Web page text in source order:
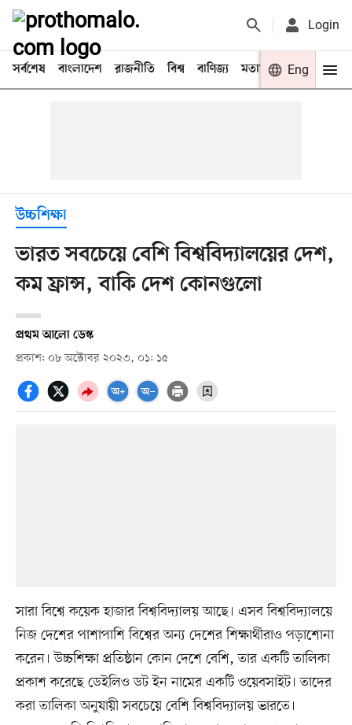
Login
সর্বশেষ বাংলাদেশ রাজনীতি বিশ্ব বাণিজ্য মতামত খেলা
Eng
উচ্চশিক্ষা
ভারত সবচেয়ে বেশি বিশ্ববিদ্যালয়ের দেশ,
কম ফ্রান্স, বাকি দেশ কোনগুলো
প্রথম আলো ডেস্ক
প্রকাশ: ০৮ অক্টোবর ২০২৩, ০১: ১৫
সারা বিশ্বে কয়েক হাজার বিশ্ববিদ্যালয় আছে। এসব বিশ্ববিদ্যালয়ে
নিজ দেশের পাশাপাশি বিশ্বের অন্য দেশের শিক্ষার্থীরাও পড়াশোনা
করেন। উচ্চশিক্ষা প্রতিষ্ঠান কোন দেশে বেশি, তার একটি তালিকা
প্রকাশ করেছে ডেইলিও ডট ইন নামের একটি ওয়েবসাইট। তাদের
করা তালিকা অনুযায়ী সবচেয়ে বেশি বিশ্ববিদ্যালয় ভারতে।